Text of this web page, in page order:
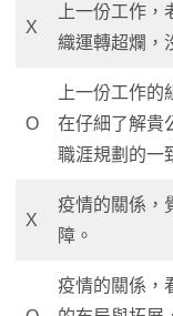
X
上一份工作
織運轉超爛，
O
上一份工作
在仔細了解貴
職涯規劃的一
X
疫情的關係，
障。
疫情的關係，